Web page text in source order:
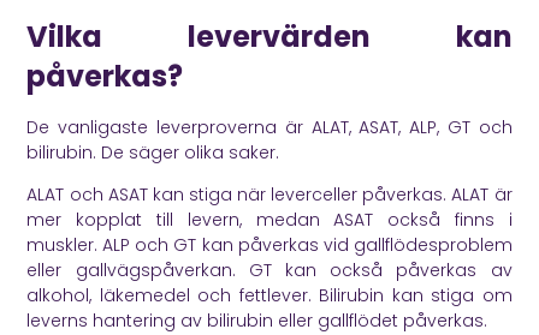
Vilka levervärden kan
påverkas?
De vanligaste leverproverna är ALAT, ASAT, ALP, GT och
bilirubin. De säger olika saker.
ALAT och ASAT kan stiga när leverceller påverkas. ALAT är
mer kopplat till levern, medan ASAT också finns i
muskler. ALP och GT kan påverkas vid gallflödesproblem
eller gallvägspåverkan. GT kan också påverkas av
alkohol, läkemedel och fettlever. Bilirubin kan stiga om
leverns hantering av bilirubin eller gallflödet påverkas.